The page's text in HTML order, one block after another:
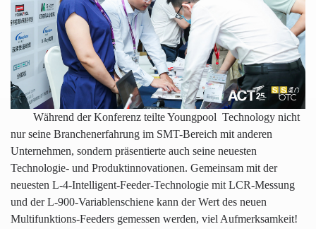
Während der Konferenz teilte Youngpool Technology nicht
nur seine Branchenerfahrung im SMT-Bereich mit anderen
Unternehmen, sondern präsentierte auch seine neuesten
Technologie- und Produktinnovationen. Gemeinsam mit der
neuesten L-4-Intelligent-Feeder-Technologie mit LCR-Messung
und der L-900-Variablenschiene kann der Wert des neuen
Multifunktions-Feeders gemessen werden, viel Aufmerksamkeit!